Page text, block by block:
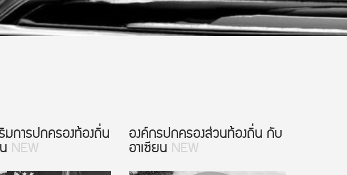
มการปกครองท้องถิ่น
NEW
องค์กรปกครองส่วนท้องถิ่น กับ
อาเซียน NEW